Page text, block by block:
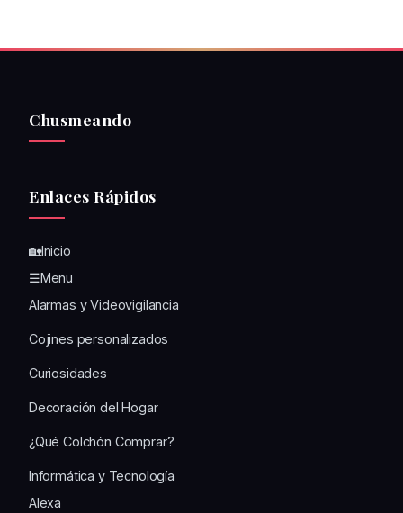
Chusmeando
Enlaces Rápidos
🏡Inicio
☰Menu
Alarmas y Videovigilancia
Cojines personalizados
Curiosidades
Decoración del Hogar
¿Qué Colchón Comprar?
Informática y Tecnología
Alexa